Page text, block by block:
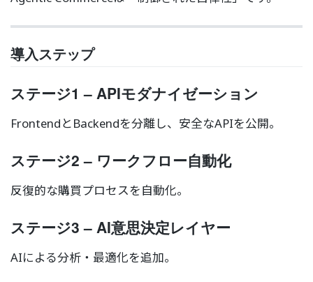
導入ステップ
ステージ1 – APIモダナイゼーション
FrontendとBackendを分離し、安全なAPIを公開。
ステージ2 – ワークフロー自動化
反復的な購買プロセスを自動化。
ステージ3 – AI意思決定レイヤー
AIによる分析・最適化を追加。